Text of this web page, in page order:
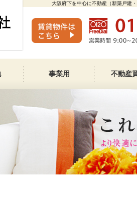
大阪府下を中心に不動産（新築戸建
事業用 不動産